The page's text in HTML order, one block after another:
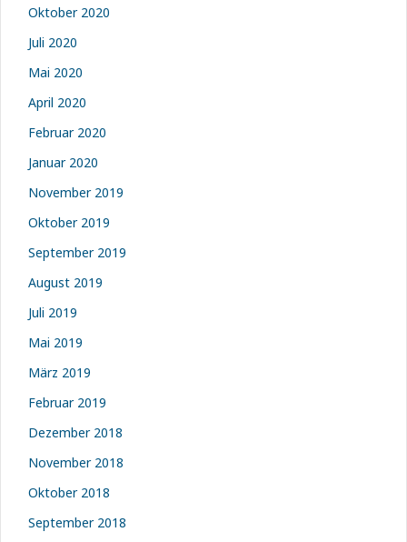
Oktober 2020
Juli 2020
Mai 2020
April 2020
Februar 2020
Januar 2020
November 2019
Oktober 2019
September 2019
August 2019
Juli 2019
Mai 2019
März 2019
Februar 2019
Dezember 2018
November 2018
Oktober 2018
September 2018